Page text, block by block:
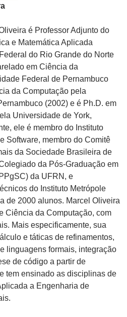
é Professor Adjunto do
e Matemática Aplicada
do Rio Grande do Norte
em Ciência da
Federal de Pernambuco
da Computação pela
(2002) e é Ph.D. em
Universidade de York,
ele é membro do Instituto
Software, membro do Comitê
da Sociedade Brasileira de
da Pós-Graduação em
da UFRN, e
do Instituto Metrópole
de 2000 alunos. Marcel Oliveira
Ciência da Computação, com
Mais especificamente, sua
e táticas de refinamentos,
linguagens formais, integração
de código a partir de
tem ensinado as disciplinas de
a Engenharia de